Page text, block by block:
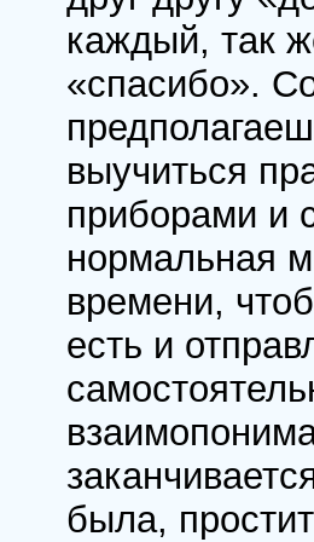
каждый, так
«спасибо».
выучиться
приборами и
нормальная
времени,
есть и
была,